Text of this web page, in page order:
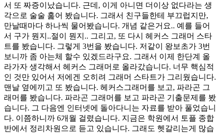
서 또 짜증이났습니다. 근데, 이게 아니면 더이상 없다라는 생
각으로 술술 훑어 봤습니다. 그래서 친구들한테 부끄럽지만,
만날때마다 하나씩 물어봤습니다. 개념 같은거요.. 예를 들어
서 구가 뭔지..절이 뭔지.. 그리고, 또 다시 헤커스 그래머 스타
트를 봤습니다. 그렇게 3번을 봤습니다. 저같이 왕보초가 3번
보니까 좀 아는체 할수 있겠드라구요. 그래서 이제 한단계 올
라가자 생각해서 헤커스 그래머로 올라갔습니다. 너무 핵심적
인 것만 있어서 저에겐 오히려 그래머 스타트가 그리웠습니다.
맨날 옆에끼고 또 봤습니다. 헤커스그래머를 보고, 파라곤 그
래머를 봤습니다. 파라곤 그래머를 보고 파라곤 기출문제를 봤
습니다. 그 다음엔 인터넷에 돌아다니는 자료를 받아 풀었습니
다. 이쯤하니까 6개월 걸렸습니다. 지금은 학원에서 토플 종합
반에서 정리차원으로 듣고 있습니다. 그래도 헷갈리는게 많습